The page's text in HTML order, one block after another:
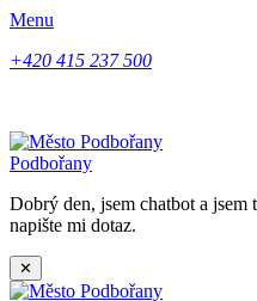
Menu
+420 415 237 500
Podbořany
Dobrý den, jsem chatbot a
napište mi dotaz.
✕